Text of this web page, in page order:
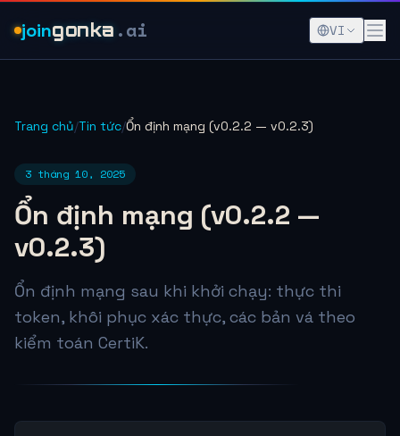
joingonka .ai VI
Trang chủ/Tin tức/Ổn định mạng (v0.2.2 — v0.2.3)
3 tháng 10, 2025
Ổn định mạng (v0.2.2 —
v0.2.3)
Ổn định mạng sau khi khởi chạy: thực thi
token, khôi phục xác thực, các bản vá theo
kiểm toán CertiK.